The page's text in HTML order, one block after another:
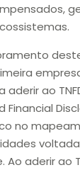
aderir ao
no
Ao aderir ao